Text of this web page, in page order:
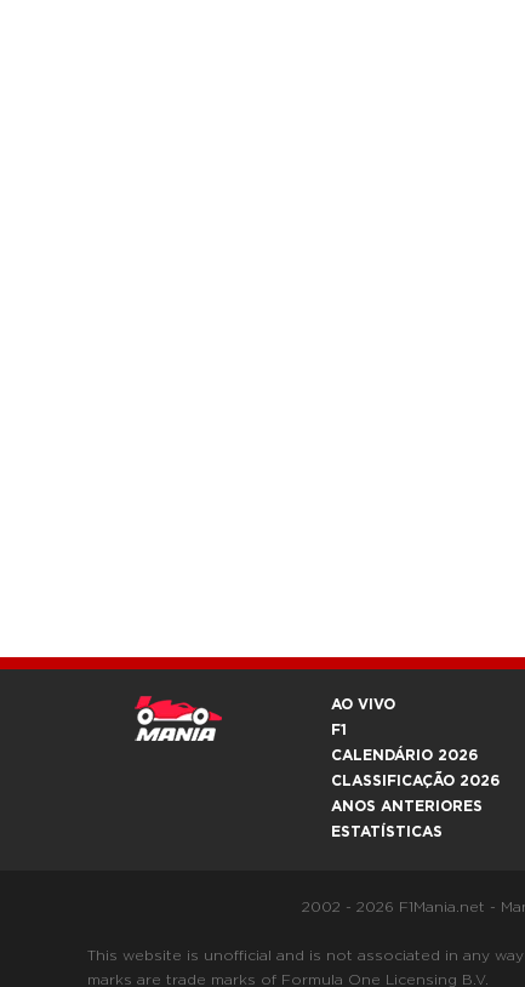
AO VIVO
F1
CALENDÁRIO 2026
CLASSIFICAÇÃO 2026
ANOS ANTERIORES
ESTATÍSTICAS
2002 - 2026 F1Mania.net -
This website is unofficial and is not associated in any way
marks are trade marks of Formula One Licensing B.V.